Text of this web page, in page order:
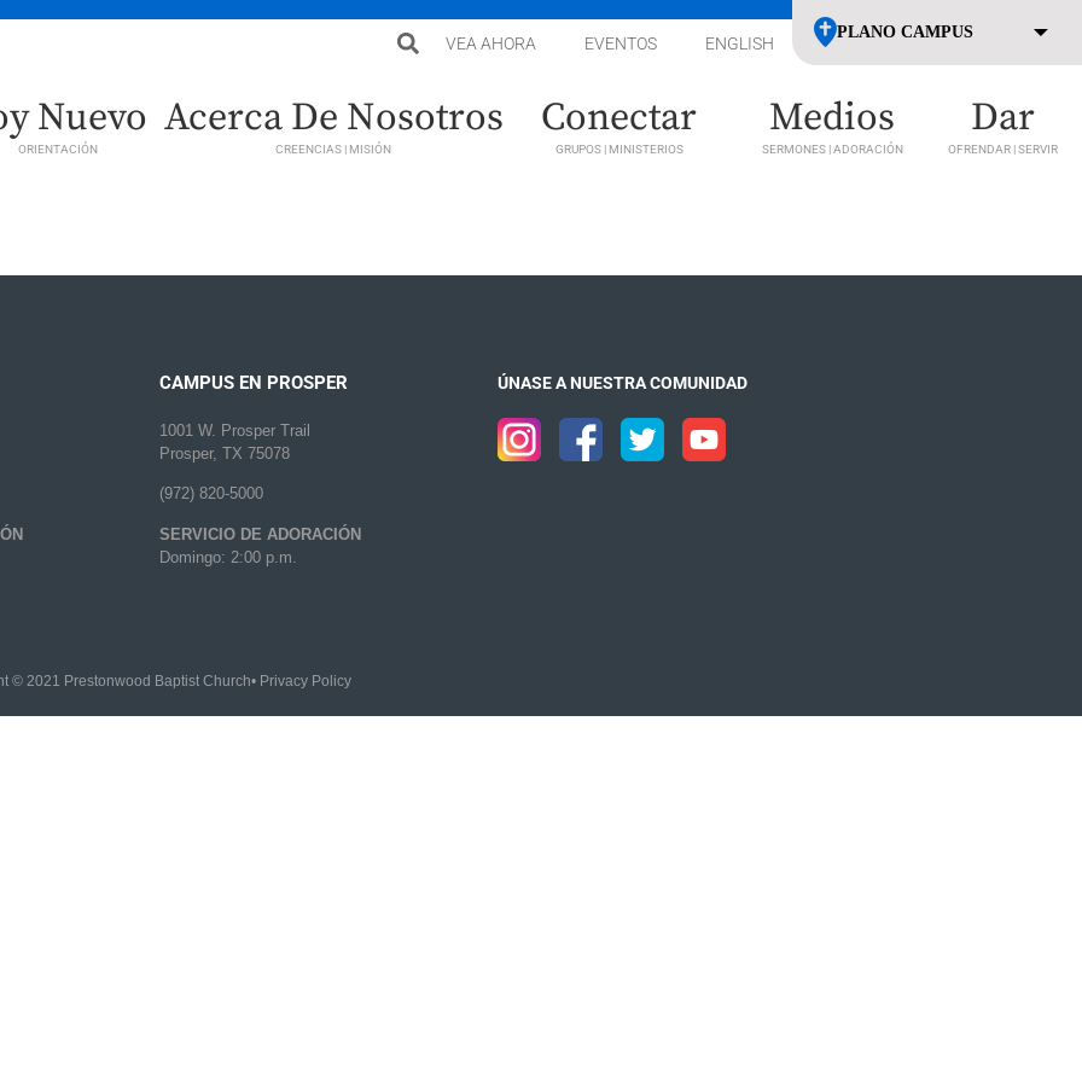
VEA AHORA EVENTOS ENGLISH
Nuevo
ORIENTACIÓN
Acerca De Nosotros
CREENCIAS | MISIÓN
Conectar
GRUPOS | MINISTERIOS
Medios
SERMONES | ADORACIÓN
Dar
OFRENDAR | SERVIR
CAMPUS EN PROSPER
1001 W. Prosper Trail
Prosper, TX 75078
(972) 820-5000
SERVICIO DE ADORACIÓN
Domingo: 2:00 p.m.
ÚNASE A NUESTRA COMUNIDAD
© 2021 Prestonwood Baptist Church• Privacy Policy